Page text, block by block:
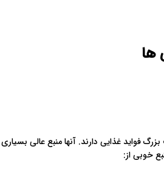
فواید غذایی دارند. آنها منبع عالی بسیاری